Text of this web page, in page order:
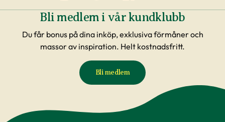
Bli medlem i vår kundklubb
Du får bonus på dina inköp, exklusiva förmåner och
massor av inspiration. Helt kostnadsfritt.
Bli medlem